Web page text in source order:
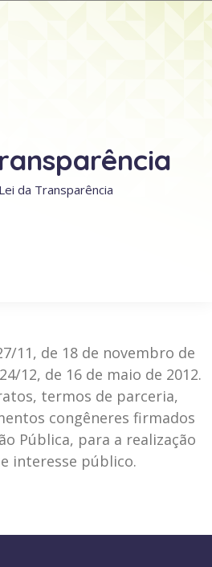
Lei da Transparência
11, de 18 de novembro de
12, de 16 de maio de 2012.
termos de parceria,
congêneres firmados
Pública, para a realização
interesse público.